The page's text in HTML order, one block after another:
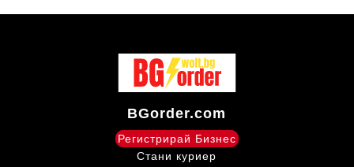
BGorder.com
Регистрирай Бизнес
Стани куриер